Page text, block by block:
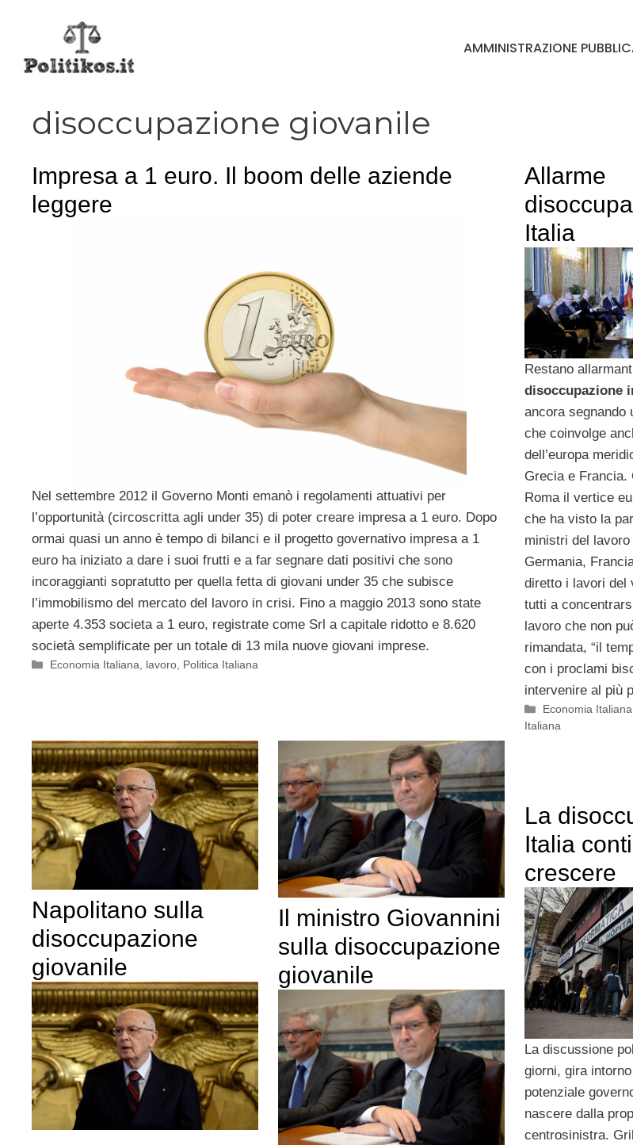
AMMINISTRAZIONE
disoccupazione giovanile
Impresa a 1 euro. Il boom delle aziende
leggere
Nel settembre 2012 il Governo Monti emanò i regolamenti attuativi per
l’opportunità (circoscritta agli under 35) di poter creare impresa a 1 euro. Dopo
ormai quasi un anno è tempo di bilanci e il progetto governativo impresa a 1
euro ha iniziato a dare i suoi frutti e a far segnare dati positivi che sono
incoraggianti sopratutto per quella fetta di giovani under 35 che subisce
l’immobilismo del mercato del lavoro in crisi. Fino a maggio 2013 sono state
aperte 4.353 societa a 1 euro, registrate come Srl a capitale ridotto e 8.620
società semplificate per un totale di 13 mila nuove giovani imprese.
Categorie
Economia Italiana, lavoro, Politica Italiana
Allarme
Italia
Restano
disoccupazione
ancora
che coinvolge
dell’europa
Grecia e
Roma il vertice
che ha visto la
ministri del
Germania,
diretto i lavori del
tutti a
lavoro che non
rimandata, “il
con i proclami
intervenire al più
Categorie
Economia Italiana
Italiana
Napolitano sulla
disoccupazione
giovanile
Il ministro Giovannini
sulla disoccupazione
giovanile
La
Italia
crescere
La discussione
giorni, gira
potenziale
nascere dalla
centrosinistra.